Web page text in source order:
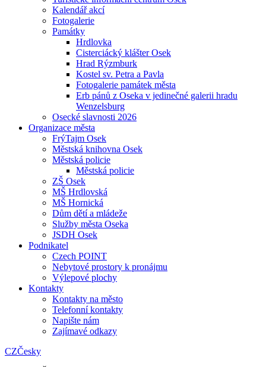
Kalendář akcí
Fotogalerie
Památky
Hrdlovka
Cisterciácký klášter Osek
Hrad Rýzmburk
Kostel sv. Petra a Pavla
Fotogalerie památek města
Erb pánů z Oseka v jedinečné galerii hradu
Wenzelsburg
Osecké slavnosti 2026
Organizace města
FrýTajm Osek
Městská knihovna Osek
Městská policie
Městská policie
ZŠ Osek
MŠ Hrdlovská
MŠ Hornická
Dům dětí a mládeže
Služby města Oseka
JSDH Osek
Podnikatel
Czech POINT
Nebytové prostory k pronájmu
Výlepové plochy
Kontakty
Kontakty na město
Telefonní kontakty
Napište nám
Zajímavé odkazy
CZČesky